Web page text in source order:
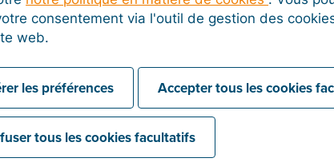
parviennent toujours à
bon format – partout dans le
consentement via l'outil de gestion des
web.
les préférences Accepter tous les cookies
tous les cookies facultatifs